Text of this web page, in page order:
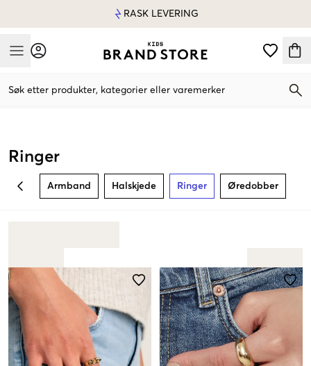
RASK LEVERING
Mobile Menu
Søk etter produkter, kategorier eller varemerker
Ringer
BACK Armband Halskjede Ringer Øredobber